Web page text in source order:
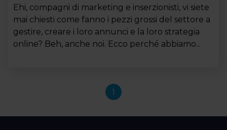
Ehi, compagni di marketing e inserzionisti, vi siete
mai chiesti come fanno i pezzi grossi del settore a
gestire, creare i loro annunci e la loro strategia
online? Beh, anche noi. Ecco perché abbiamo...
1